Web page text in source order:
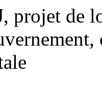
projet de